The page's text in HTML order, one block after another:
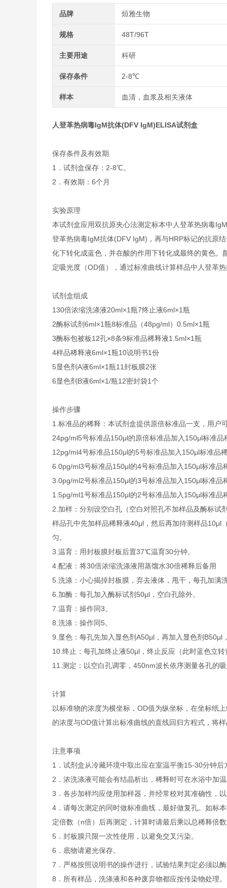
品牌 烜雅生物
规格 48T/96T
主要用途 科研
保存条件 2-8℃
样本 血清，血浆及相关液体
人登革热病毒IgM抗体(DFV IgM)ELISA试剂盒
保存条件及有效期
1．试剂盒保存：2-8℃。
2．有效期：6个月
实验原理
本试剂盒应用双抗原夹心法测定标本中人登革热病毒
登革热病毒IgM抗体(DFV IgM)，再与HRP标记的抗原
化下转化成蓝色，并在酸的作用下转化成最终的黄色
定吸光度（OD值），通过标准曲线计算样品中人登革
试剂盒组成
130倍浓缩洗涤液20ml×1瓶7终止液6ml×1瓶
2酶标试剂6ml×1瓶8标准品（48pg/ml） 0.5ml×1瓶
3酶标包被板12孔×8条9标准品稀释液1.5ml×1瓶
4样品稀释液6ml×1瓶10说明书1份
5显色剂A液6ml×1瓶11封板膜2张
6显色剂B液6ml×1/瓶12密封袋1个
操作步骤
1. 标准品的稀释：本试剂盒提供原倍标准品一支，用户
24pg/ml5号标准品150μl的原倍标准品加入150μl标准品
12pg/ml4号标准品150μl的5号标准品加入150μl标准品
6.0pg/ml3号标准品150μl的4号标准品加入150μl标准品
3.0pg/ml2号标准品150μl的3号标准品加入150μl标准品
1.5pg/ml1号标准品150μl的2号标准品加入150μl标准品
2. 加样：分别设空白孔（空白对照孔不加样品及酶标试
样品孔中先加样品稀释液40μl，然后再加待测样品10μl
匀。
3. 温育：用封板膜封板后置37℃温育30分钟。
4. 配液：将30倍浓缩洗涤液用蒸馏水30倍稀释后备用
5. 洗涤：小心揭掉封板膜，弃去液体，甩干，每孔加满
6. 加酶：每孔加入酶标试剂50μl，空白孔除外。
7. 温育：操作同3。
8. 洗涤：操作同5。
9. 显色：每孔先加入显色剂A50μl，再加入显色剂
10. 终止：每孔加终止液50μl，终止反应（此时蓝色立转
11. 测定：以空白孔调零，450nm波长依序测量各孔的
计算
以标准物的浓度为横坐标，OD值为纵坐标，在坐标纸
的浓度与OD值计算出标准曲线的直线回归方程式，将
注意事项
1．试剂盒从冷藏环境中取出应在室温平衡15-30分钟
2．浓洗涤液可能会有结晶析出，稀释时可在水浴中加
3．各步加样均应使用加样器，并经常校对其准确性，
4．请每次测定的同时做标准曲线，最好做复孔。如标
定倍数（n倍）后再测定，计算时请最后乘以总稀释倍
5．封板膜只限一次性使用，以避免交叉污染。
6．底物请避光保存。
7．严格按照说明书的操作进行，试验结果判定必须以
8．所有样品，洗涤液和各种废弃物都应按传染物处理。